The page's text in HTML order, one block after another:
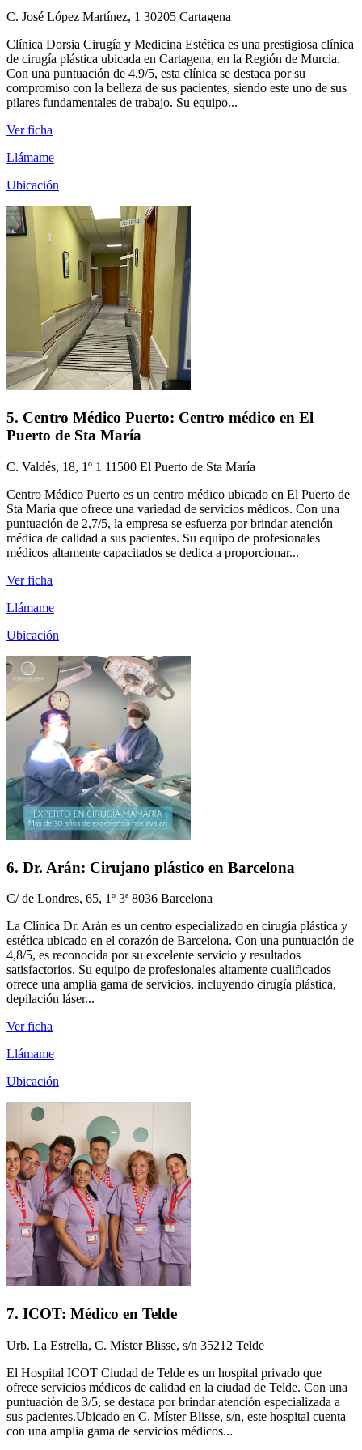
C. José López Martínez, 1 30205 Cartagena
Clínica Dorsia Cirugía y Medicina Estética es una prestigiosa clínica
de cirugía plástica ubicada en Cartagena, en la Región de Murcia.
Con una puntuación de 4,9/5, esta clínica se destaca por su
compromiso con la belleza de sus pacientes, siendo este uno de sus
pilares fundamentales de trabajo. Su equipo...
Ver ficha
Llámame
Ubicación
5. Centro Médico Puerto: Centro médico en El
Puerto de Sta María
C. Valdés, 18, 1º 1 11500 El Puerto de Sta María
Centro Médico Puerto es un centro médico ubicado en El Puerto de
Sta María que ofrece una variedad de servicios médicos. Con una
puntuación de 2,7/5, la empresa se esfuerza por brindar atención
médica de calidad a sus pacientes. Su equipo de profesionales
médicos altamente capacitados se dedica a proporcionar...
Ver ficha
Llámame
Ubicación
6. Dr. Arán: Cirujano plástico en Barcelona
C/ de Londres, 65, 1º 3ª 8036 Barcelona
La Clínica Dr. Arán es un centro especializado en cirugía plástica y
estética ubicado en el corazón de Barcelona. Con una puntuación de
4,8/5, es reconocida por su excelente servicio y resultados
satisfactorios. Su equipo de profesionales altamente cualificados
ofrece una amplia gama de servicios, incluyendo cirugía plástica,
depilación láser...
Ver ficha
Llámame
Ubicación
7. ICOT: Médico en Telde
Urb. La Estrella, C. Míster Blisse, s/n 35212 Telde
El Hospital ICOT Ciudad de Telde es un hospital privado que
ofrece servicios médicos de calidad en la ciudad de Telde. Con una
puntuación de 3/5, se destaca por brindar atención especializada a
sus pacientes.Ubicado en C. Míster Blisse, s/n, este hospital cuenta
con una amplia gama de servicios médicos...